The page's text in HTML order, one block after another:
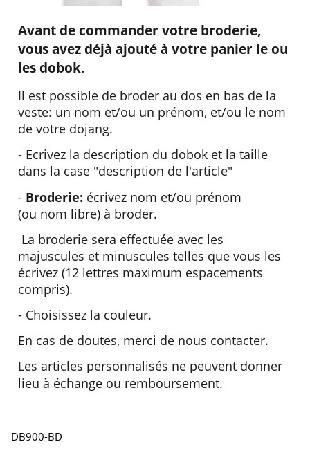
Avant de commander votre broderie,
vous avez déjà ajouté à votre panier le ou
les dobok.
Il est possible de broder au dos en bas de la
veste: un nom et/ou un prénom, et/ou le nom
de votre dojang.
- Ecrivez la description du dobok et la taille
dans la case "description de l'article"
- Broderie: écrivez nom et/ou prénom
(ou nom libre) à broder.
La broderie sera effectuée avec les
majuscules et minuscules telles que vous les
écrivez (12 lettres maximum espacements
compris).
- Choisissez la couleur.
En cas de doutes, merci de nous contacter.
Les articles personnalisés ne peuvent donner
lieu à échange ou remboursement.
DB900-BD